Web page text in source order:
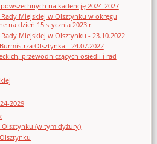
na kadencję 2024-2027
Miejskiej w Olsztynku w okręgu
na dzień 15 stycznia 2023 r.
Miejskiej w Olsztynku - 23.10.2022
Olsztynka - 24.07.2022
przewodniczących osiedli i rad
2029
(w tym dyżury)